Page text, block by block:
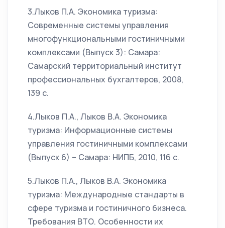
3.Лыков П.А. Экономика туризма:
Современные системы управления
многофункциональными гостиничными
комплексами (Выпуск 3): Самара:
Самарский территориальный институт
профессиональных бухгалтеров, 2008,
139 с.
4.Лыков П.А., Лыков В.А. Экономика
туризма: Информационные системы
управления гостиничными комплексами
(Выпуск 6) – Самара: НИПБ, 2010, 116 с.
5.Лыков П.А., Лыков В.А. Экономика
туризма: Международные стандарты в
сфере туризма и гостиничного бизнеса.
Требования ВТО. Особенности их